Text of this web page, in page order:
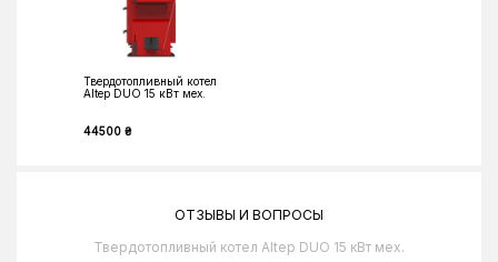
Твердотопливный котел
Altep DUO 15 кВт мех.
44500 ₴
ОТЗЫВЫ И ВОПРОСЫ
Твердотопливный котел Altep DUO 15 кВт мех.